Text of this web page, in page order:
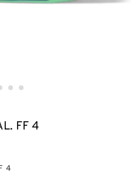
FF 4
4